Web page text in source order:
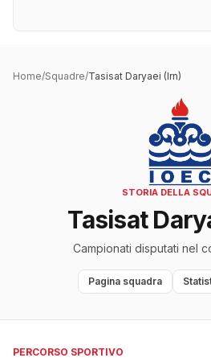
Home/Squadre/Tasisat Daryaei (Irn)
STORIA DELLA
Tasisat
Campionati disputati nel
Pagina squadra
PERCORSO SPORTIVO